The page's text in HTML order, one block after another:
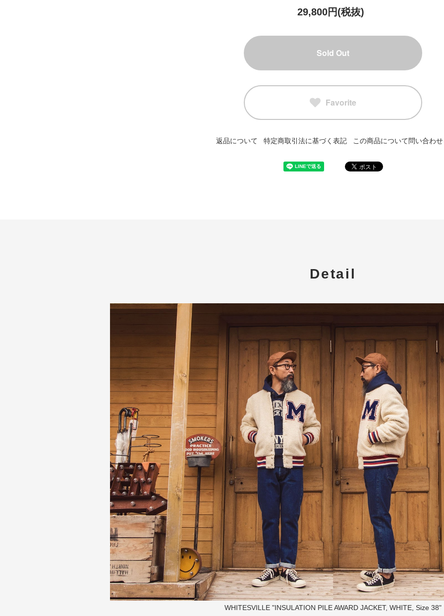
29,800円(税抜)
Sold Out
Favorite
返品について 特定商取引法に基づく表記 この商品について問い合わ
Detail
WHITESVILLE "INSULATION PILE AWARD JACKET, WHITE, Size 38"